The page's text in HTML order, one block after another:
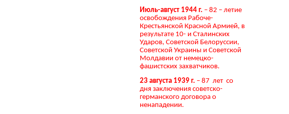
Июль-август 1944 г. – 82 – летие
освобождения Рабоче-
Крестьянской Красной Армией, в
результате 10- и Сталинских
Ударов, Советской Белоруссии,
Советской Украины и Советской
Молдавии от немецко-
фашистских захватчиков.
23 августа 1939 г. – 87 лет со
дня заключения советско-
германского договора о
ненападении.